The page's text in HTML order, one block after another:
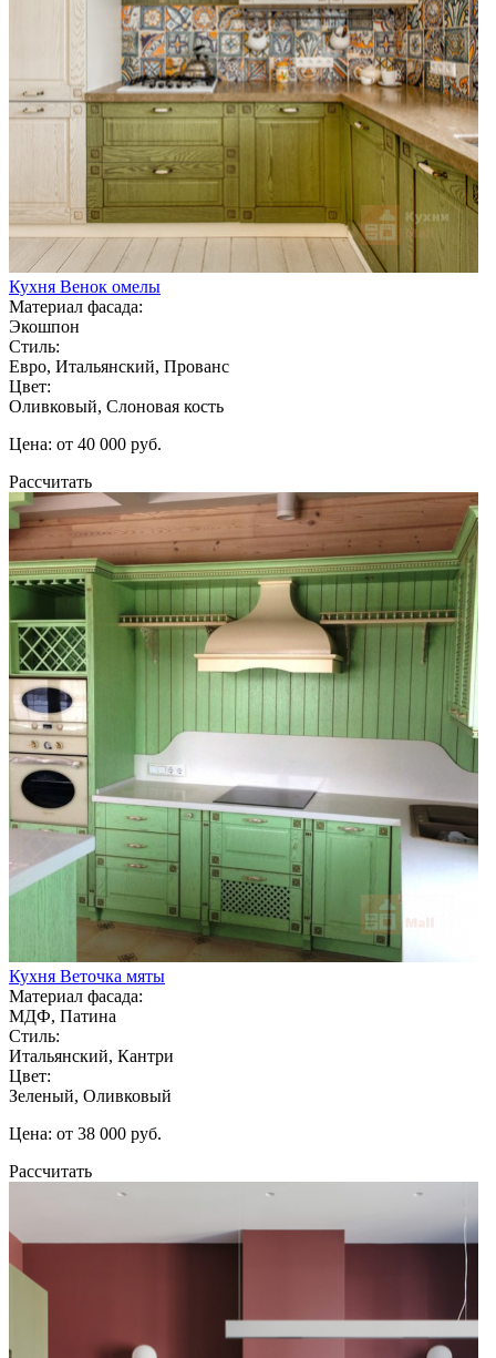
Кухня Венок омелы
Материал фасада:
Экошпон
Стиль:
Евро, Итальянский, Прованс
Цвет:
Оливковый, Слоновая кость
Цена: от 40 000 руб.
Рассчитать
Кухня Веточка мяты
Материал фасада:
МДФ, Патина
Стиль:
Итальянский, Кантри
Цвет:
Зеленый, Оливковый
Цена: от 38 000 руб.
Рассчитать